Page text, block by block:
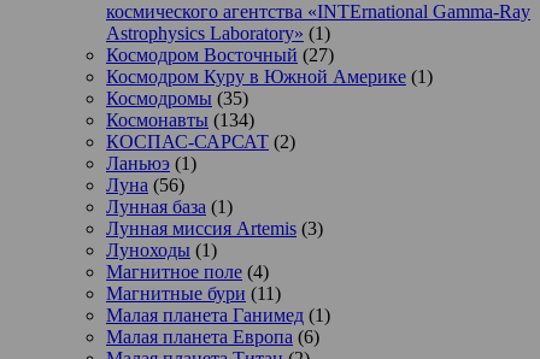
космического агентства «INTErnational Gamma-Ray
Astrophysics Laboratory» (1)
Космодром Восточный (27)
Космодром Куру в Южной Америке (1)
Космодромы (35)
Космонавты (134)
КОСПАС-САРСАТ (2)
Ланьюэ (1)
Луна (56)
Лунная база (1)
Лунная миссия Artemis (3)
Луноходы (1)
Магнитное поле (4)
Магнитные бури (11)
Малая планета Ганимед (1)
Малая планета Европа (6)